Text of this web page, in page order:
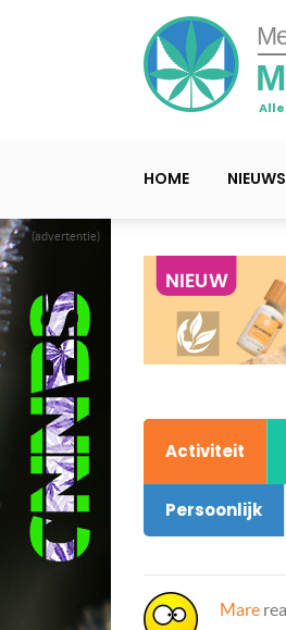
(advertentie)
HOME
Activiteit
Persoonlijk
Mare